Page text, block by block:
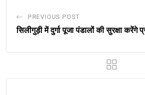
PREVIOUS POST
सिलीगुड़ी में दुर्गा पूजा पंडालों की सुरक्षा करेंगे